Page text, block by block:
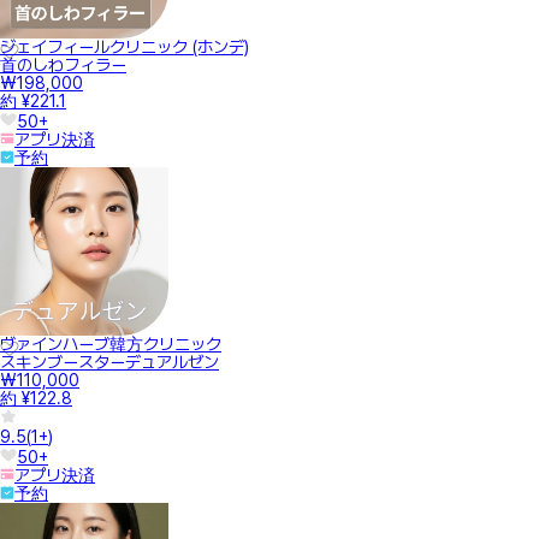
ジェイフィールクリニック (ホンデ)
首のしわフィラー
₩198,000
約 ¥221.1
50+
アプリ決済
予約
ヴァインハーブ韓方クリニック
スキンブースターデュアルゼン
₩110,000
約 ¥122.8
9.5(1+)
50+
アプリ決済
予約